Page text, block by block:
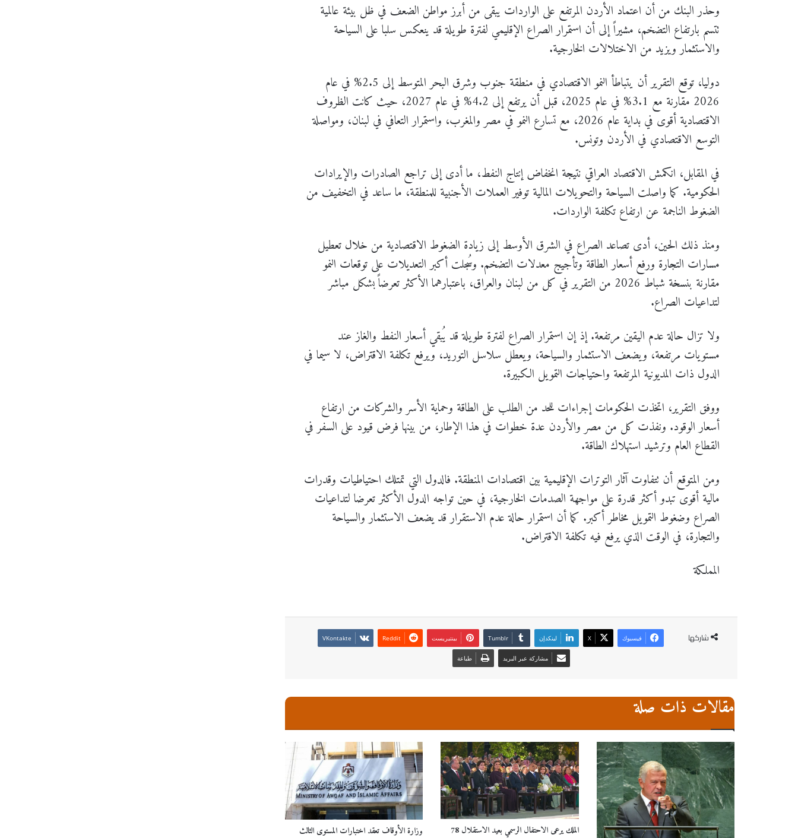
وحذر البنك من أن اعتماد الأردن المرتفع على الواردات يبقى من أبرز مواطن الضعف في ظل بيئة عالمية
تتسم بارتفاع التضخم، مشيراً إلى أن استمرار الصراع الإقليمي لفترة طويلة قد ينعكس سلبا على السياحة
والاستثمار ويزيد من الاختلالات الخارجية.
دوليا، توقع التقرير أن يتباطأ النمو الاقتصادي في منطقة جنوب وشرق البحر المتوسط إلى 2.5% في عام
2026 مقارنة مع 3.1% في عام 2025، قبل أن يرتفع إلى 4.2% في عام 2027، حيث كانت الظروف
الاقتصادية أقوى في بداية عام 2026، مع تسارع النمو في مصر والمغرب، واستمرار التعافي في لبنان، ومواصلة
التوسع الاقتصادي في الأردن وتونس.
في المقابل، انكمش الاقتصاد العراقي نتيجة انخفاض إنتاج النفط، ما أدى إلى تراجع الصادرات والإيرادات
الحكومية. كما واصلت السياحة والتحويلات المالية توفير العملات الأجنبية للمنطقة، ما ساعد في التخفيف من
الضغوط الناجمة عن ارتفاع تكلفة الواردات.
ومنذ ذلك الحين، أدى تصاعد الصراع في الشرق الأوسط إلى زيادة الضغوط الاقتصادية من خلال تعطيل
مسارات التجارة ورفع أسعار الطاقة وتأجيج معدلات التضخم. وسُجلت أكبر التعديلات على توقعات النمو
مقارنة بنسخة شباط 2026 من التقرير في كل من لبنان والعراق، باعتبارهما الأكثر تعرضاً بشكل مباشر
لتداعيات الصراع.
ولا تزال حالة عدم اليقين مرتفعة. إذ إن استمرار الصراع لفترة طويلة قد يُبقي أسعار النفط والغاز عند
مستويات مرتفعة، ويضعف الاستثمار والسياحة، ويعطل سلاسل التوريد، ويرفع تكلفة الاقتراض، لا سيما في
الدول ذات المديونية المرتفعة واحتياجات التمويل الكبيرة.
ووفق التقرير، اتخذت الحكومات إجراءات للحد من الطلب على الطاقة وحماية الأسر والشركات من ارتفاع
أسعار الوقود. ونفذت كل من مصر والأردن عدة خطوات في هذا الإطار، من بينها فرض قيود على السفر في
القطاع العام وترشيد استهلاك الطاقة.
ومن المتوقع أن تتفاوت آثار التوترات الإقليمية بين اقتصادات المنطقة. فالدول التي تمتلك احتياطيات وقدرات
مالية أقوى تبدو أكثر قدرة على مواجهة الصدمات الخارجية، في حين تواجه الدول الأكثر تعرضا لتداعيات
الصراع وضغوط التمويل مخاطر أكبر. كما أن استمرار حالة عدم الاستقرار قد يضعف الاستثمار والسياحة
والتجارة، في الوقت الذي يرفع فيه تكلفة الاقتراض.
المملكة
شاركها فيسبوك ‫X لينكدإن ‏Tumblr بينتيريست ‏Reddit
مشاركة عبر البريد طباعة
مقالات ذات صلة
الملك يرعى الاحتفال الرسمي بعيد الاستقلال 78 وزارة الأوقاف تعقد اختبارات المستوى الثالث